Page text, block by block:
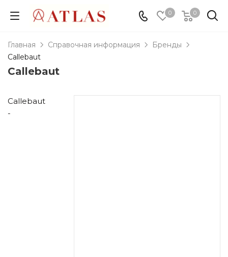
0 0
Главная Справочная информация
Бренды
Callebaut
Callebaut
Callebaut
-